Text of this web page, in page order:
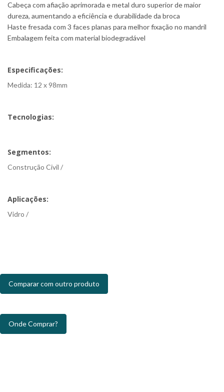
Cabeça com afiação aprimorada e metal duro superior de maior
dureza, aumentando a eficiência e durabilidade da broca
Haste fresada com 3 faces planas para melhor fixação no mandril
Embalagem feita com material biodegradável
Especificações:
Medida: 12 x 98mm
Tecnologias:
Segmentos:
Construção Civil /
Aplicações:
Vidro /
Comparar com outro produto
Onde Comprar?